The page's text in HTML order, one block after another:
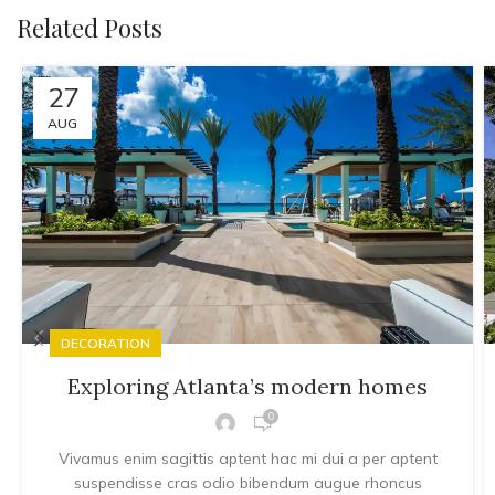
Related Posts
27
AUG
DECORATION
Exploring Atlanta’s modern homes
0
Vivamus enim sagittis aptent hac mi dui a per aptent
suspendisse cras odio bibendum augue rhoncus